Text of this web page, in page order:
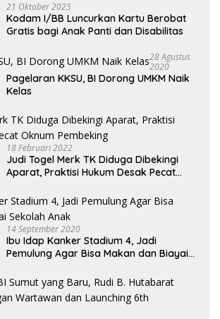
21 Oktober 2025
Kodam I/BB Luncurkan Kartu Berobat
Gratis bagi Anak Panti dan Disabilitas
28 Agustus
2020
Pagelaran KKSU, BI Dorong UMKM Naik
Kelas
18 Februari 2022
Judi Togel Merk TK Diduga Dibekingi
Aparat, Praktisi Hukum Desak Pecat
14 September 2020
Ibu Idap Kanker Stadium 4, Jadi
Pemulung Agar Bisa Makan dan Biayai